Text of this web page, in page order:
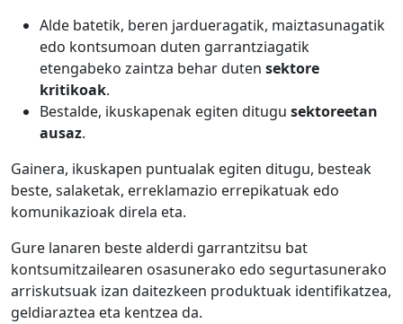
Alde batetik, beren jardueragatik, maiztasunagatik
edo kontsumoan duten garrantziagatik
etengabeko zaintza behar duten sektore
kritikoak.
Bestalde, ikuskapenak egiten ditugu sektoreetan
ausaz.
Gainera, ikuskapen puntualak egiten ditugu, besteak
beste, salaketak, erreklamazio errepikatuak edo
komunikazioak direla eta.
Gure lanaren beste alderdi garrantzitsu bat
kontsumitzailearen osasunerako edo segurtasunerako
arriskutsuak izan daitezkeen produktuak identifikatzea,
geldiaraztea eta kentzea da.